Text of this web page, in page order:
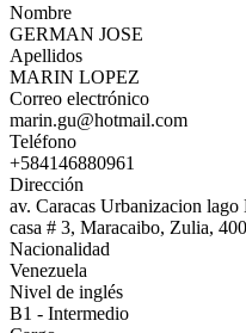
Nombre
GERMAN JOSE
Apellidos
MARIN LOPEZ
Correo electrónico
marin.gu@hotmail.com
Teléfono
+584146880961
Dirección
av. Caracas Urbanizacion
casa # 3, Maracaibo, Zulia,
Nacionalidad
Venezuela
Nivel de inglés
B1 - Intermedio